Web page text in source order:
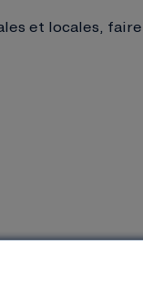
et locales,
sinon vous